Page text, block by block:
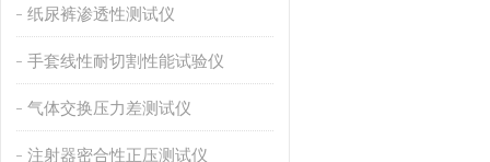
纸尿裤渗透性测试仪
手套线性耐切割性能试验仪
气体交换压力差测试仪
注射器密合性正压测试仪